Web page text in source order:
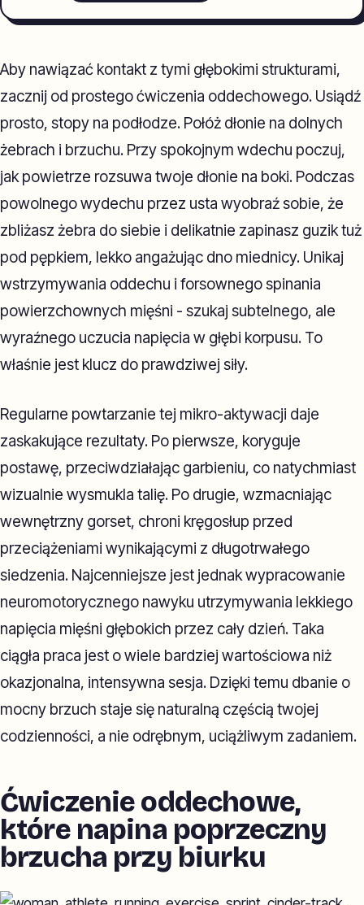
Aby nawiązać kontakt z tymi głębokimi strukturami,
zacznij od prostego ćwiczenia oddechowego. Usiądź
prosto, stopy na podłodze. Połóż dłonie na dolnych
żebrach i brzuchu. Przy spokojnym wdechu poczuj,
jak powietrze rozsuwa twoje dłonie na boki. Podczas
powolnego wydechu przez usta wyobraź sobie, że
zbliżasz żebra do siebie i delikatnie zapinasz guzik tuż
pod pępkiem, lekko angażując dno miednicy. Unikaj
wstrzymywania oddechu i forsownego spinania
powierzchownych mięśni - szukaj subtelnego, ale
wyraźnego uczucia napięcia w głębi korpusu. To
właśnie jest klucz do prawdziwej siły.
Regularne powtarzanie tej mikro-aktywacji daje
zaskakujące rezultaty. Po pierwsze, koryguje
postawę, przeciwdziałając garbieniu, co natychmiast
wizualnie wysmukla talię. Po drugie, wzmacniając
wewnętrzny gorset, chroni kręgosłup przed
przeciążeniami wynikającymi z długotrwałego
siedzenia. Najcenniejsze jest jednak wypracowanie
neuromotorycznego nawyku utrzymywania lekkiego
napięcia mięśni głębokich przez cały dzień. Taka
ciągła praca jest o wiele bardziej wartościowa niż
okazjonalna, intensywna sesja. Dzięki temu dbanie o
mocny brzuch staje się naturalną częścią twojej
codzienności, a nie odrębnym, uciążliwym zadaniem.
Ćwiczenie oddechowe,
które napina poprzeczny
brzucha przy biurku